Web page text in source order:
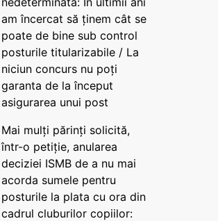
am încercat să ținem cât se
poate de bine sub control
posturile titularizabile / La
niciun concurs nu poți
garanta de la început
asigurarea unui post
Mai mulți părinți solicită,
într-o petiție, anularea
deciziei ISMB de a nu mai
acorda sumele pentru
posturile la plata cu ora din
cadrul cluburilor copiilor: